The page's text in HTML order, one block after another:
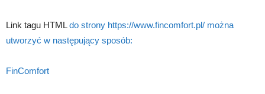
Link tagu HTMLdo strony https://www.fincomfort.pl/ można
utworzyć w następujący sposób:
FinComfort